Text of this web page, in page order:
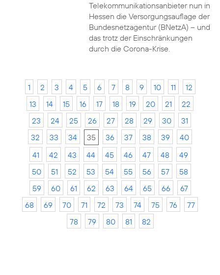
Telekommunikationsanbieter nun in
Hessen die Versorgungsauflage der
Bundesnetzagentur (BNetzA) – und
das trotz der Einschränkungen
durch die Corona-Krise.
1 2 3 4 5 6 7 8 9 10 11
12
13
14 15 16 17 18 19 20 21
22
23
24 25 26 27 28 29 30
31
32
33 34 35 36 37 38 39
40
41
42 43 44 45 46 47 48
49
50
51 52 53 54 55 56 57
58
59
60 61 62 63 64 65 66
67
68
69 70 71 72 73 74 75 76
77
78
79 80 81 82